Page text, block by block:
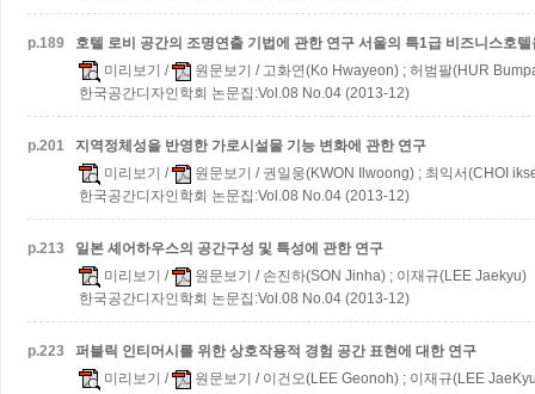
p.189 호텔 로비 공간의 조명연출 기법에 관한 연구 서울의 특1급 비즈니스호
미리보기 / 원문보기 / 고화연(Ko Hwayeon) ; 허범팔(HUR
한국공간디자인학회 논문집:Vol.08 No.04 (2013-12)
p.201
지역정체성을 반영한 가로시설물 기능 변화에 관한 연구
미리보기 / 원문보기 / 권일웅(KWON Ilwoong) ; 최익서(CHOI
한국공간디자인학회 논문집:Vol.08 No.04 (2013-12)
p.213
일본 셰어하우스의 공간구성 및 특성에 관한 연구
미리보기 / 원문보기 / 손진하(SON Jinha) ; 이재규(LEE Jaekyu)
한국공간디자인학회 논문집:Vol.08 No.04 (2013-12)
p.223
퍼블릭 인티머시를 위한 상호작용적 경험 공간 표현에 대한 연구
미리보기 / 원문보기 / 이건오(LEE Geonoh) ; 이재규(LEE